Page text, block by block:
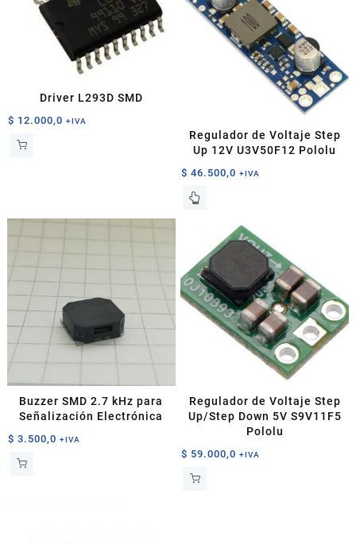
Driver L293D SMD
$ 12.000,0 +IVA
Regulador de Voltaje Step
Up 12V U3V50F12 Pololu
$ 46.500,0 +IVA
Buzzer SMD 2.7 kHz para
Señalización Electrónica
$ 3.500,0 +IVA
Regulador de Voltaje Step
Up/Step Down 5V S9V11F5
Pololu
$ 59.000,0 +IVA